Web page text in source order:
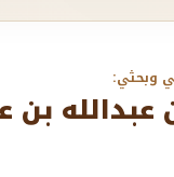
وبحثي:
بن